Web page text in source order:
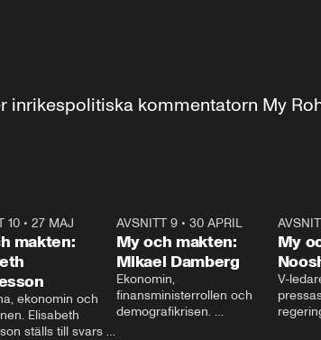
inrikespolitiska kommentatorn My
10 •27 MAJ
makten:
ekonomin och
Elisabeth
ställs till svars
AVSNITT 9• 30 APRIL
My och makten:
Mikael Damberg
Ekonomin,
finansministerrollen och
demografikrisen.
My
V-